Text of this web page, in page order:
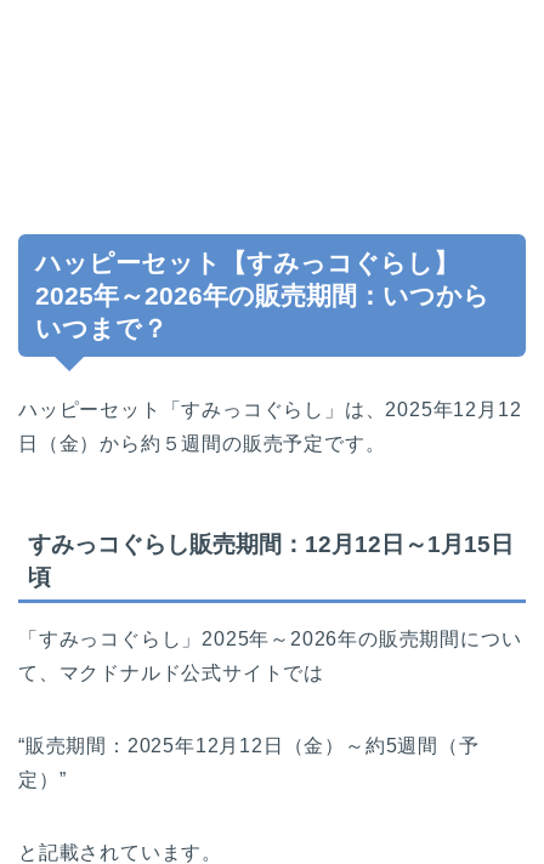
ハッピーセット【すみっコぐらし】
2025年～2026年の販売期間：いつから
いつまで？
ハッピーセット「すみっコぐらし」は、2025年12月12
日（金）から約５週間の販売予定です。
すみっコぐらし販売期間：12月12日～1月15日
頃
「すみっコぐらし」2025年～2026年の販売期間につい
て、マクドナルド公式サイトでは
“販売期間：2025年12月12日（金）～約5週間（予
定）”
と記載されています。